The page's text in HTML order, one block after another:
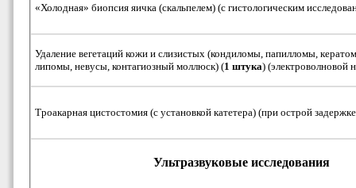
«Холодная» биопсия яичка (скальпелем) (с гистологическим
Удаление вегетаций кожи и слизистых (кондиломы, папилломы,
липомы, невусы, контагиозный моллюск) (1 штука) (электроволновой
Троакарная цистостомия (с установкой катетера) (при острой
Ультразвуковые исследования